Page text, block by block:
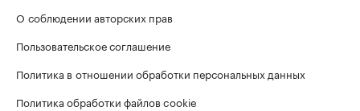
О соблюдении авторских прав
Пользовательское соглашение
Политика в отношении обработки персональных данных
Политика обработки файлов cookie